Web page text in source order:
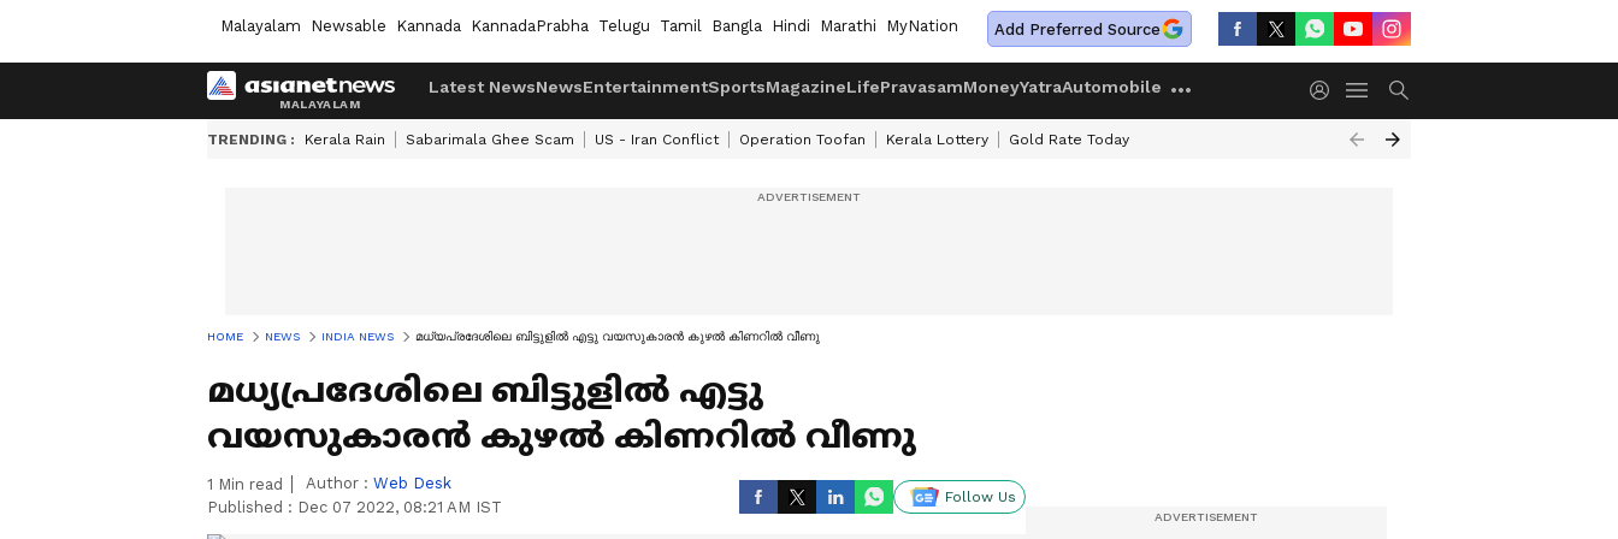
Malayalam Newsable Kannada KannadaPrabha Telugu Tamil Bangla Hindi Marathi MyNation Add Preferred Source
Latest NewsNewsEntertainmentSportsMagazineLifePravasamMoneyYatraAutomobile
TRENDING : Kerala Rain Sabarimala Ghee Scam US - Iran Conflict Operation Toofan Kerala Lottery Gold Rate Today
HOME NEWS INDIA NEWS മധ്യപ്രദേശിലെ ബിട്ടുളിൽ എട്ടു വയസുകാരൻ കുഴൽ കിണറിൽ വീണു
മധ്യപ്രദേശിലെ ബിട്ടുളിൽ എട്ടു
വയസുകാരൻ കുഴൽ കിണറിൽ വീണു
1 Min read Author : Web Desk
Published : Dec 07 2022, 08:21 AM IST
Follow Us